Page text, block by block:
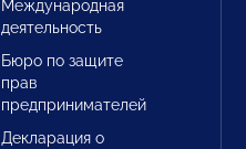
Международная
деятельность
Бюро по защите
прав
предпринимателей
Декларация о